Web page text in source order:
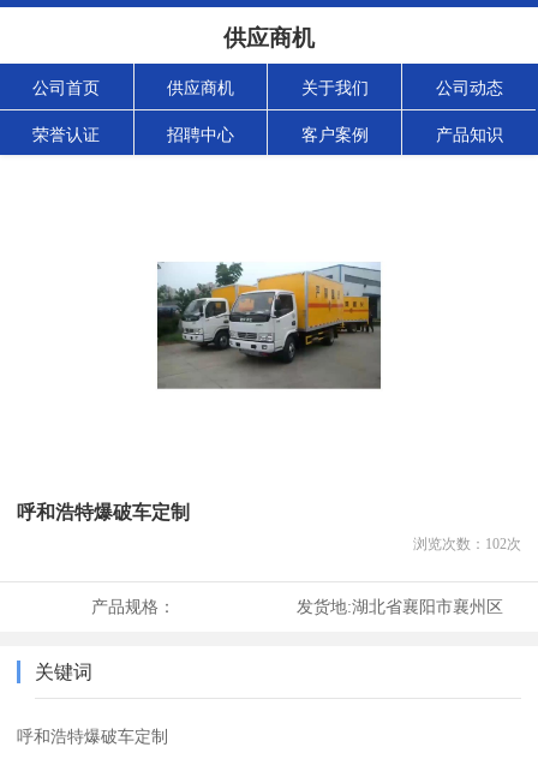
供应商机
公司首页 供应商机 关于我们 公司动态
荣誉认证 招聘中心 客户案例 产品知识
呼和浩特爆破车定制
浏览次数： 102次
产品规格： 发货地:湖北省襄阳市襄州区
关键词
呼和浩特爆破车定制